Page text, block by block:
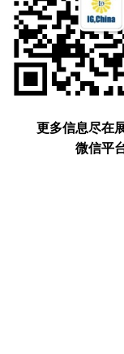
更多信息尽在
微信平